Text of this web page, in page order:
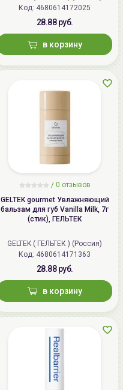
Код: 4680614172025
28.88 руб.
в корзину
/ 0 отзывов
GELTEK gourmet Увлажняющий
бальзам для губ Vanilla Milk, 7г
(стик), ГЕЛЬТЕК
GELTEK ( ГЕЛЬТЕК ) (Россия)
Код: 4680614171363
28.88 руб.
в корзину